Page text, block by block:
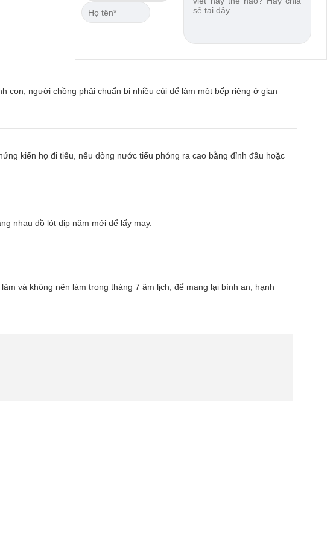
người chồng phải chuẩn bị nhiều củi để làm một bếp riêng ở gian
kiến họ đi tiểu, nếu dòng nước tiểu phóng ra cao bằng đỉnh đầu hoặc
nhau đồ lót dịp năm mới để lấy may.
và không nên làm trong tháng 7 âm lịch, để mang lại bình an, hạnh